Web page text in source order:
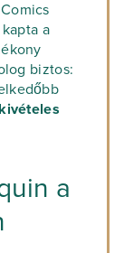
a
biztos:
a